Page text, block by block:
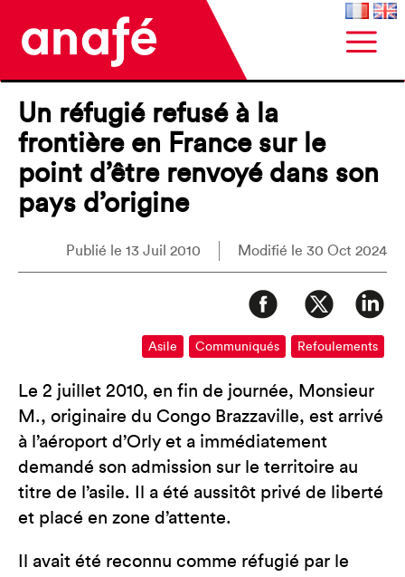
Un réfugié refusé à la
frontière en France sur le
point d’être renvoyé dans son
pays d’origine
Publié le 13 Juil 2010 Modifié le 30 Oct 2024
Asile Communiqués Refoulements
Le 2 juillet 2010, en fin de journée, Monsieur
M., originaire du Congo Brazzaville, est arrivé
à l’aéroport d’Orly et a immédiatement
demandé son admission sur le territoire au
titre de l’asile. Il a été aussitôt privé de liberté
et placé en zone d’attente.
Il avait été reconnu comme réfugié par le